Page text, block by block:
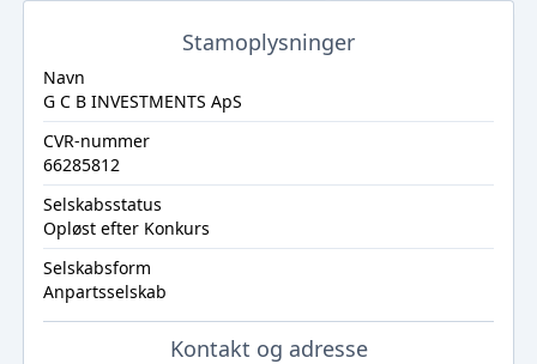
Stamoplysninger
Navn
G C B INVESTMENTS ApS
CVR-nummer
66285812
Selskabsstatus
Opløst efter Konkurs
Selskabsform
Anpartsselskab
Kontakt og adresse